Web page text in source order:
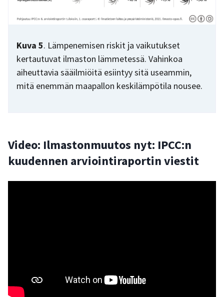
Kuva 5. Lämpenemisen riskit ja vaikutukset
kertautuvat ilmaston lämmetessä. Vahinkoa
aiheuttavia sääilmiöitä esiintyy sitä useammin,
mitä enemmän maapallon keskilämpötila nousee.
Video: Ilmastonmuutos nyt: IPCC:n
kuudennen arviointiraportin viestit